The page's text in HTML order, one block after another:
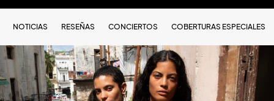
NOTICIAS RESEÑAS CONCIERTOS COBERTURAS ESPECIALES